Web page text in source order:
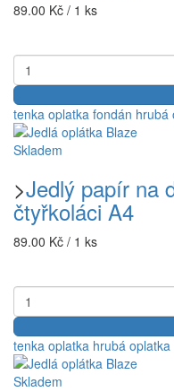
89.00 Kč / 1 ks
tenka oplatka fondán hrubá
Skladem
>Jedlý papír na
čtyřkoláci A4
89.00 Kč / 1 ks
tenka oplatka hrubá oplatka
Skladem